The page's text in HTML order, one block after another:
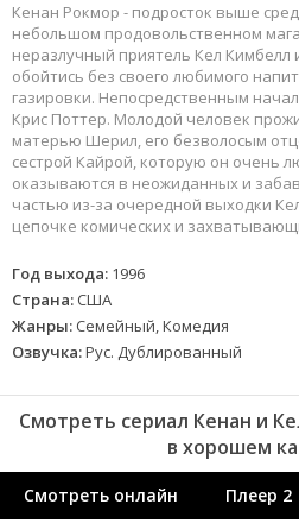
Кенан Рокмор - подросток выше
небольшом продовольственном
неразлучный приятель Кел Кимбелл
обойтись без своего любимого
газировки. Непосредственным
Крис Поттер. Молодой человек
матерью Шерил, его безволосым
сестрой Кайрой, которую он очень
оказываются в неожиданных и
частью из-за очередной выходки
цепочке комических и
Год выхода: 1996
Страна: США
Жанры: Семейный, Комедия
Озвучка:Рус. Дублированный
Смотреть сериал Кенан и
в хорошем
Смотреть онлайн Плеер 2